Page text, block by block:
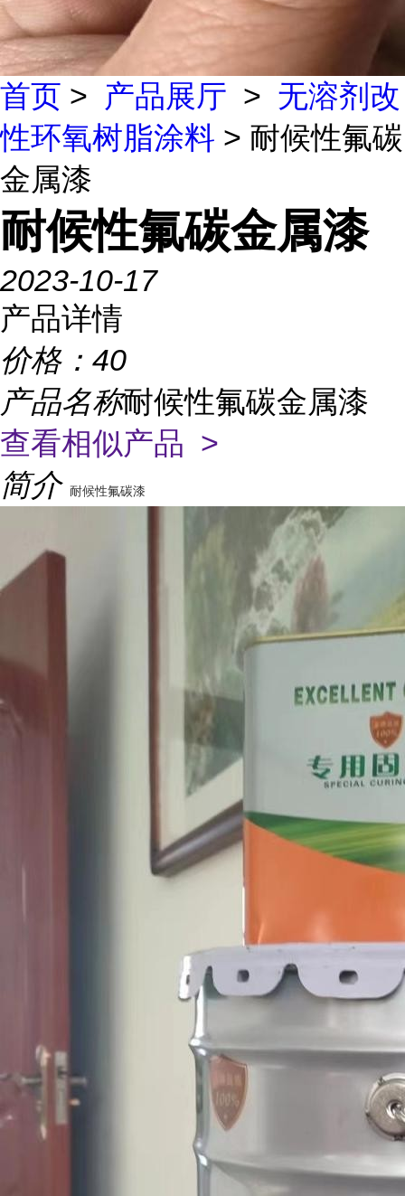
首页 > 产品展厅 > 无溶剂改
性环氧树脂涂料 > 耐候性氟碳
金属漆
耐候性氟碳金属漆
2023-10-17
产品详情
价格： 40
产品名称耐候性氟碳金属漆
查看相似产品 >
简介 耐候性氟碳漆